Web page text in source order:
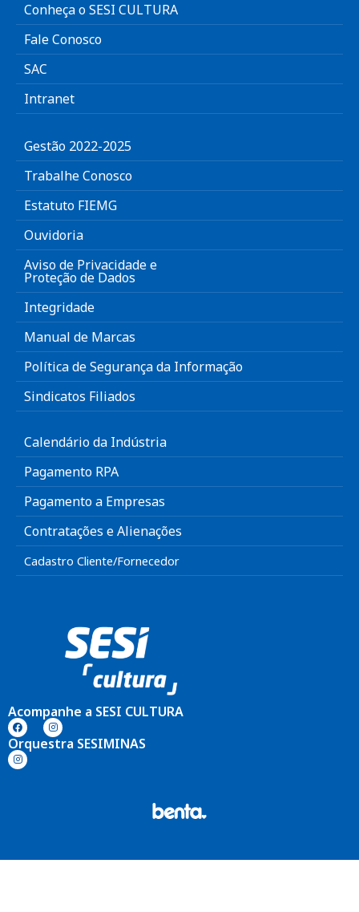
Conheça o SESI CULTURA
Fale Conosco
SAC
Intranet
Gestão 2022-2025
Trabalhe Conosco
Estatuto FIEMG
Ouvidoria
Aviso de Privacidade e
Proteção de Dados
Integridade
Manual de Marcas
Política de Segurança da Informação
Sindicatos Filiados
Calendário da Indústria
Pagamento RPA
Pagamento a Empresas
Contratações e Alienações
Cadastro Cliente/Fornecedor
Acompanhe a SESI CULTURA
Orquestra SESIMINAS